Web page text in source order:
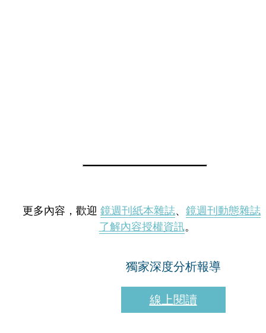
更多內容，歡迎 鏡週刊紙本雜誌、 鏡週刊動態雜誌
了解內容授權資訊。
獨家深度分析報導
線上閱讀